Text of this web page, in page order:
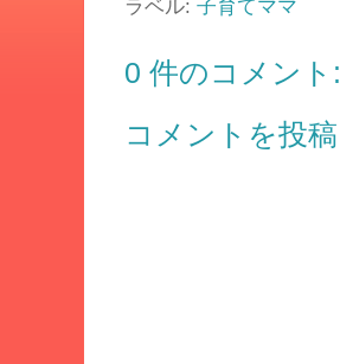
ラベル: 子育てママ
0 件のコメント:
コメントを投稿